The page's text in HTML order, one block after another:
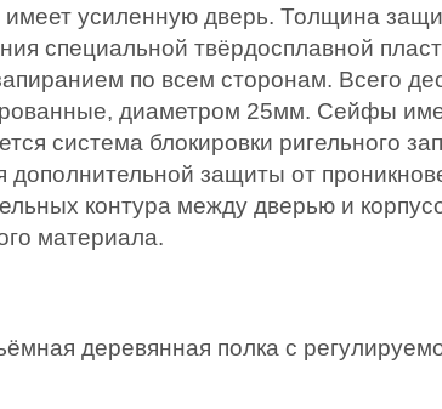
усиленную дверь. Толщина
специальной твёрдосплавной
по всем сторонам. Всего
диаметром 25мм. Сейфы
система блокировки ригельного
защиты от
контура между дверью и
материала.
деревянная полка с